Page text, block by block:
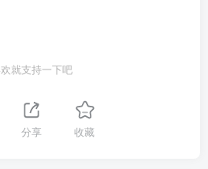
就支持一下吧
分享 收藏